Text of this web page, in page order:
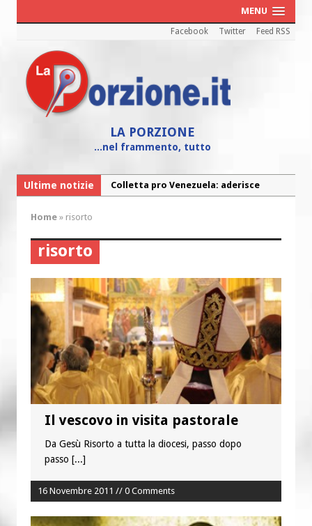
MENU
Facebook Twitter Feed RSS
LA PORZIONE
...nel frammento, tutto
Ultime notizie
Colletta pro Venezuela: aderisce
mobilita contro il suicidio assistito
Montesilvano: “Tanta la devozione”
Torna la festa di Sant’Andrea:
“Chiediamogli di legarci al bene”
“Chiediamo al Signore di capire ciò che
è buono, giusto e santo per la nostra
vita”
Home » risorto
risorto
Il vescovo in visita pastorale
Da Gesù Risorto a tutta la diocesi, passo dopo
passo [...]
16 Novembre 2011 // 0 Comments